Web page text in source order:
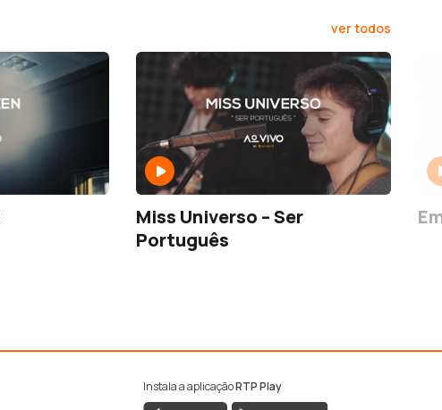
ver todos
Miss Universo – Ser
Português
Instala a aplicaçãoRTP Play